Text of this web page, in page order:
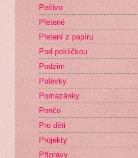
Pečivo
Pletené
Pletení z papíru
Pod pokličkou
Podzim
Polévky
Pomazánky
Pončo
Pro děti
Projekty
Přípravy